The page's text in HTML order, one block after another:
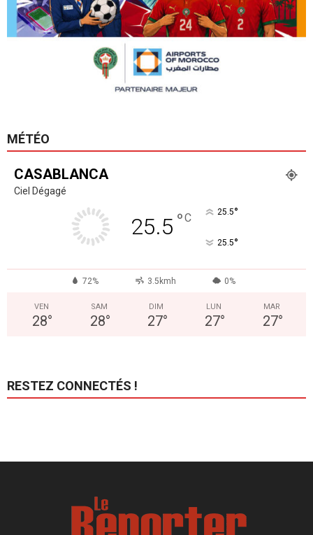
MÉTÉO
CASABLANCA
Ciel Dégagé
25.5 °C 25.5°
25.5°
72% 3.5kmh 0%
VEN
28°
SAM
28°
DIM
27°
LUN
27°
MAR
27°
RESTEZ CONNECTÉS !